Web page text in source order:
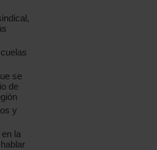
se
de
y
la